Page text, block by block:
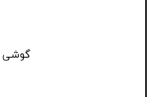
گوشی